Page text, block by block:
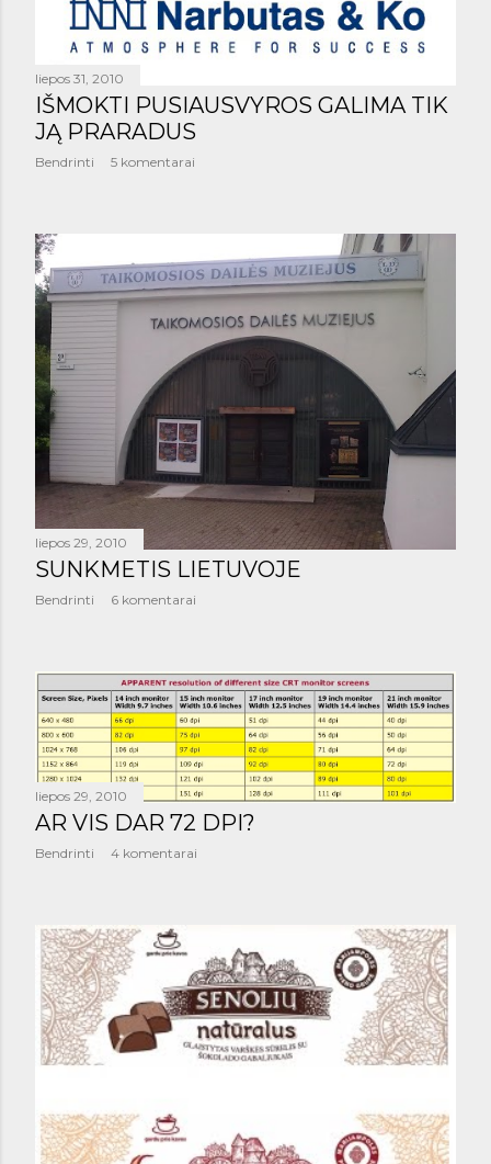
m
a
i
liepos 31, 2010
IŠMOKTI PUSIAUSVYROS GALIMA TIK
JĄ PRARADUS
Bendrinti 5 komentarai
liepos 29, 2010
SUNKMETIS LIETUVOJE
Bendrinti 6 komentarai
liepos 29, 2010
AR VIS DAR 72 DPI?
Bendrinti 4 komentarai